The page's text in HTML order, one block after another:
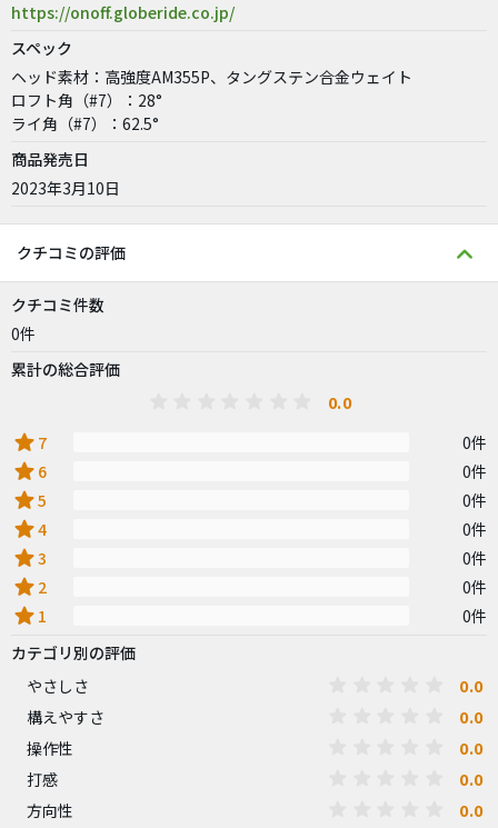
https://onoff.globeride.co.jp/
スペック
ヘッド素材：高強度AM355P、タングステン合金ウェイト
ロフト角（#7）：28°
ライ角（#7）：62.5°
商品発売日
2023年3月10日
クチコミの評価
クチコミ件数
0件
累計の総合評価
0.0
star 7 0件
star 6 0件
star5 0件
star4 0件
star3 0件
star 2 0件
star 1
0件
カテゴリ別の評価
やさしさ
0.0
構えやすさ 0.0
操作性 0.0
打感 0.0
方向性 0.0